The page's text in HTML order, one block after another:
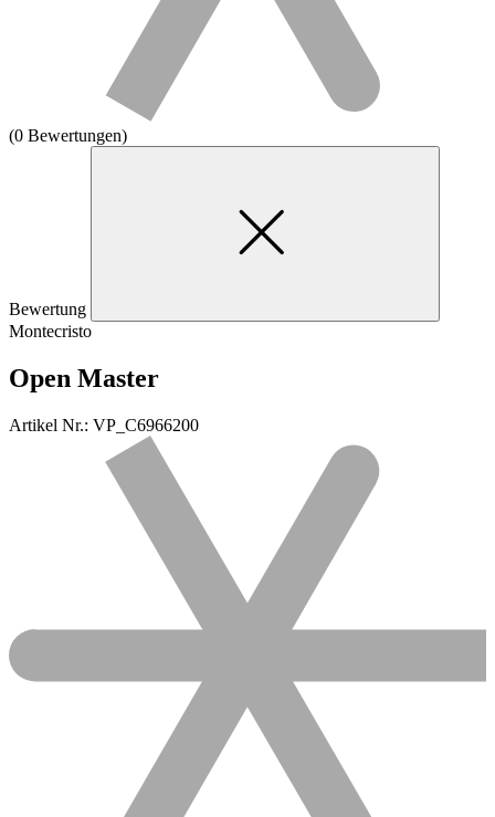
(0 Bewertungen)
Bewertung
Montecristo
Open Master
Artikel Nr.: VP_C6966200